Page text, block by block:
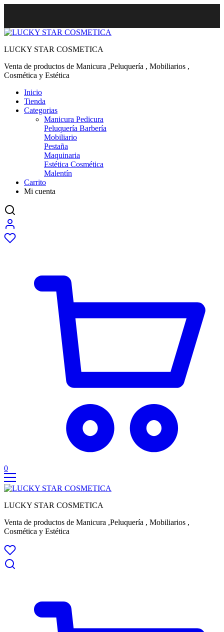
LUCKY STAR COSMETICA
Venta de productos de Manicura ,Peluquería , Mobiliarios ,
Cosmética y Estética
Inicio
Tienda
Categorias
Manicura Pedicura
Peluquería Barbería
Mobiliario
Pestaña
Maquinaria
Estética Cosmética
Malentín
Carrito
Mi cuenta
0
LUCKY STAR COSMETICA
Venta de productos de Manicura ,Peluquería , Mobiliarios ,
Cosmética y Estética